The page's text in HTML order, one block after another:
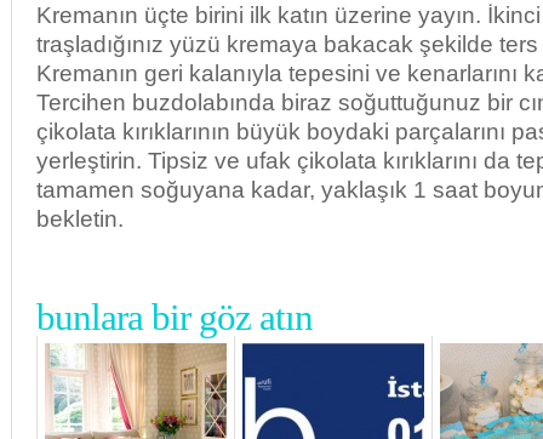
Kremanın üçte birini ilk katın üzerine yayın.
traşladığınız yüzü kremaya bakacak şekilde
Kremanın geri kalanıyla tepesini ve kenarlarını
Tercihen buzdolabında biraz soğuttuğunuz bir
çikolata kırıklarının büyük boydaki parçalarını
yerleştirin. Tipsiz ve ufak çikolata kırıklarını da
tamamen soğuyana kadar, yaklaşık 1 saat
bekletin.
bunlara bir göz atın